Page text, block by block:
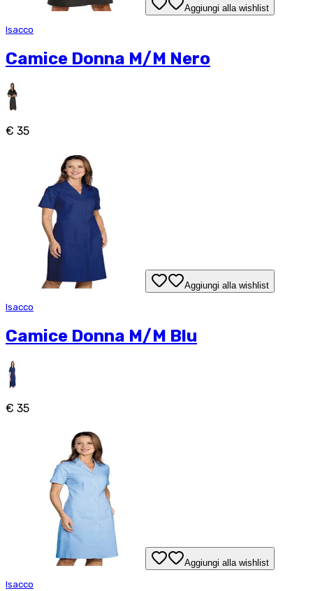
Aggiungi alla wishlist
Isacco
Camice Donna M/M Nero
€ 35
Aggiungi alla wishlist
Isacco
Camice Donna M/M Blu
€ 35
Aggiungi alla wishlist
Isacco